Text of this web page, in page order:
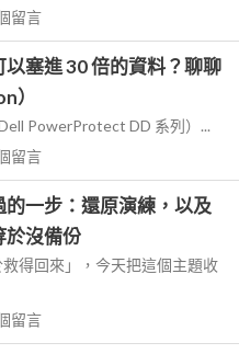
留言
塞進 30 倍的資料？聊聊
）
PowerProtect DD 系列）...
留言
一步：還原演練，以及
於沒備份
得回來」，今天把這個主題收
留言